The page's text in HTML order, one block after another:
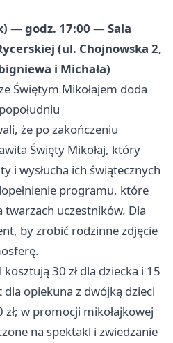
— godz. 17:00 — Sala
(ul. Chojnowska 2,
i Michała)
Świętym Mikołajem doda
że po zakończeniu
Święty Mikołaj, który
i wysłucha ich świątecznych
programu, które
uczestników. Dla
by zrobić rodzinne zdjęcie
30 zł dla dziecka i 15
dla opiekuna z dwójką dzieci
w promocji mikołajkowej
na spektakl i zwiedzanie